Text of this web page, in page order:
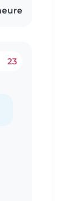
23